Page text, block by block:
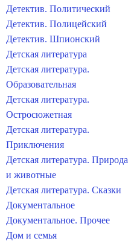
Детектив. Политический
Детектив. Полицейский
Детектив. Шпионский
Детская литература
Детская литература.
Образовательная
Детская литература.
Остросюжетная
Детская литература.
Приключения
Детская литература. Природа
и животные
Детская литература. Сказки
Документальное
Документальное. Прочее
Дом и семья